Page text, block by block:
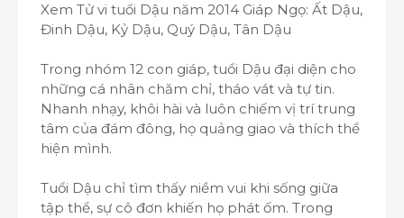
Xem Tử vi tuổi Dậu năm 2014 Giáp Ngọ: Ất Dậu,
Đinh Dậu, Kỷ Dậu, Quý Dậu, Tân Dậu
Trong nhóm 12 con giáp, tuổi Dậu đại diện cho
những cá nhân chăm chỉ, tháo vát và tự tin.
Nhanh nhạy, khôi hài và luôn chiếm vị trí trung
tâm của đám đông, họ quảng giao và thích thể
hiện mình.
Tuổi Dậu chỉ tìm thấy niềm vui khi sống giữa
tập thể, sự cô đơn khiến họ phát ốm. Trong